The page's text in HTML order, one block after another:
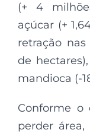
(+ 4
açúcar (+
retração
de
mandioca (-
Conforme o
perder área,